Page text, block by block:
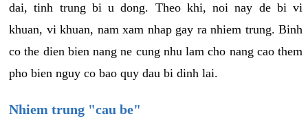
dai, tinh trung bi u dong. Theo khi, noi nay de bi vi
khuan, vi khuan, nam xam nhap gay ra nhiem trung. Binh
co the dien bien nang ne cung nhu lam cho nang cao them
pho bien nguy co bao quy dau bi dinh lai.
Nhiem trung "cau be"